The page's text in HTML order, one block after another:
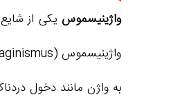
واژینیسموس یکی از